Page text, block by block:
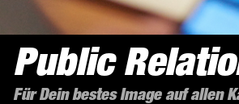
Public
Für Dein bestes Image auf allen